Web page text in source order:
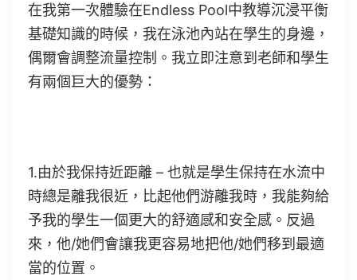
在我第一次體驗在Endless Pool中教導沉浸平衡
基礎知識的時候，我在泳池內站在學生的身邊，
偶爾會調整流量控制。我立即注意到老師和學生
有兩個巨大的優勢：
1.由於我保持近距離 – 也就是學生保持在水流中
時總是離我很近，比起他們游離我時，我能夠給
予我的學生一個更大的舒適感和安全感。反過
來，他/她們會讓我更容易地把他/她們移到最適
當的位置。